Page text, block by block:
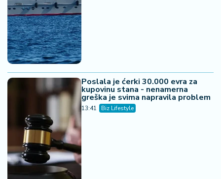
Poslala je ćerki 30.000 evra za
kupovinu stana - nenamerna
greška je svima napravila problem
13:41 Biz Lifestyle